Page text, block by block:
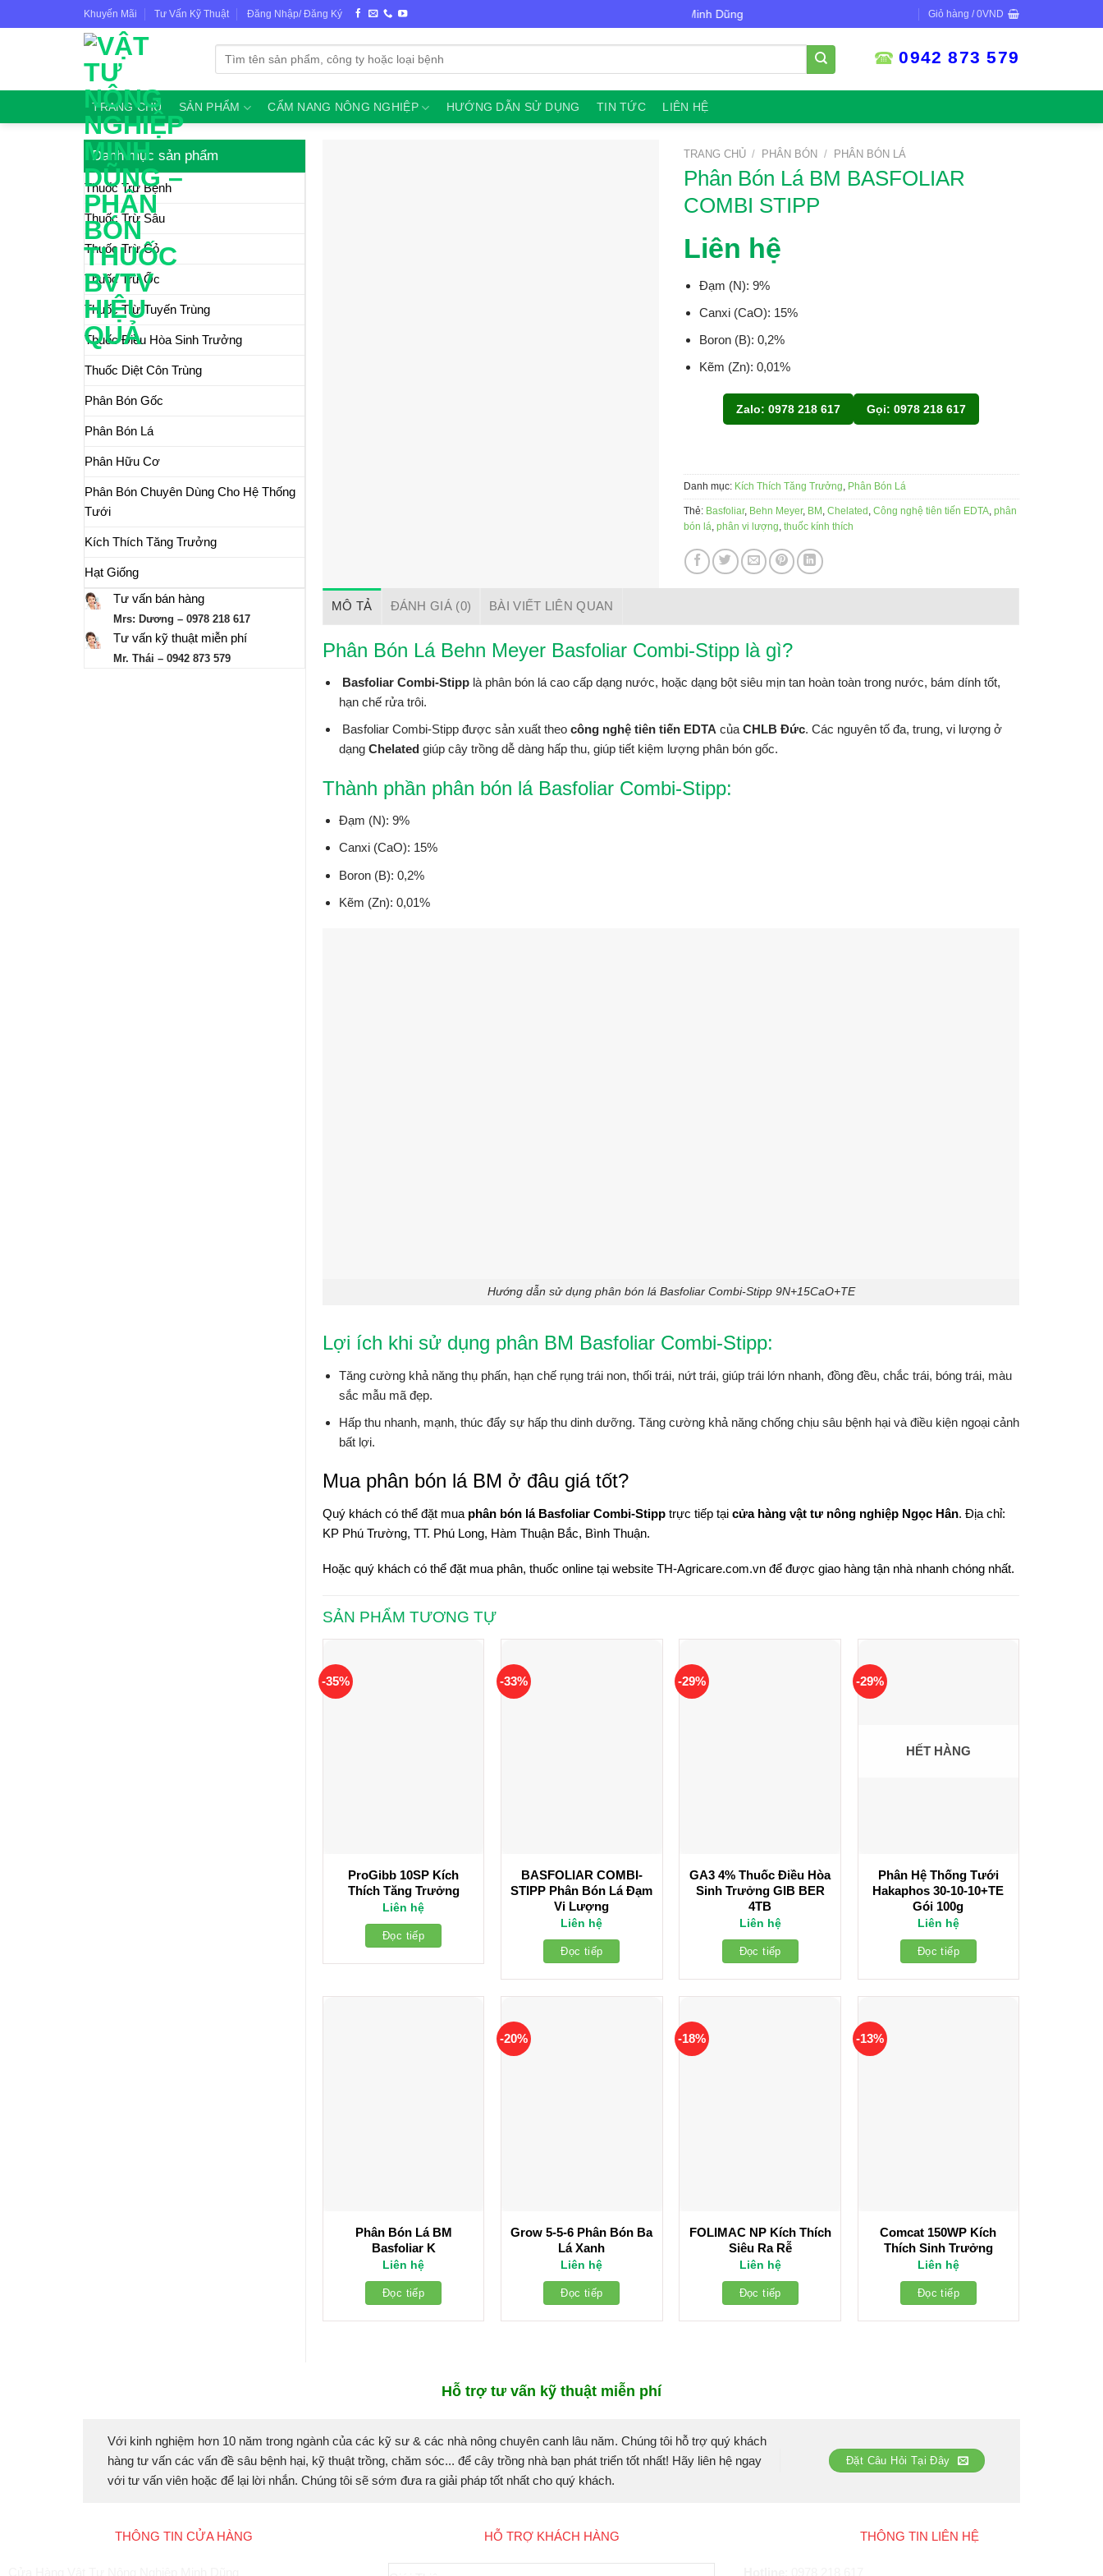
to
Khuyến Mãi Tư Vấn Kỹ Thuật Đăng Nhập/ Đăng Ký Chào mừng bạn đến với VTNN Minh Dũng Giỏ hàng /0VND
kiếm:
0942 873 579
TRANG CHỦ SẢN PHẨM CẨM NANG NÔNG NGHIỆP HƯỚNG DẪN SỬ DỤNG TIN TỨC LIÊN HỆ
Danh mục sản phẩm
Thuốc Trừ Bệnh
Thuốc Trừ Sâu
Thuốc Trừ Cỏ
Thuốc Trừ Ốc
Thuốc Trừ Tuyến Trùng
Thuốc Điều Hòa Sinh Trưởng
Thuốc Diệt Côn Trùng
Phân Bón Gốc
Phân Bón Lá
Phân Hữu Cơ
Phân Bón Chuyên Dùng Cho Hệ Thống
Tưới
Kích Thích Tăng Trưởng
Hạt Giống
Tư vấn bán hàng
Mrs: Dương – 0978 218 617
Tư vấn kỹ thuật miễn phí
Mr. Thái – 0942 873 579
TRANG CHỦ / PHÂN BÓN / PHÂN BÓN LÁ
Phân Bón Lá BM BASFOLIAR
COMBI STIPP
Liên hệ
Đạm (N): 9%
Canxi (CaO): 15%
Boron (B): 0,2%
Kẽm (Zn): 0,01%
Zalo: 0978 218 617 Gọi: 0978 218 617
Danh mục: Kích Thích Tăng Trưởng, Phân Bón Lá
Thẻ: Basfoliar, Behn Meyer, BM , Chelated , Công nghệ tiên tiến EDTA, phân
bón lá, phân vi lượng, thuốc kính thích
MÔ TẢ ĐÁNH GIÁ (0) BÀI VIẾT LIÊN QUAN
Phân Bón Lá Behn Meyer Basfoliar Combi-Stipp là gì?
Basfoliar Combi-Stipp là phân bón lá cao cấp dạng nước, hoặc dạng bột siêu mịn tan hoàn toàn trong nước, bám dính tốt,
hạn chế rửa trôi.
Basfoliar Combi-Stipp được sản xuất theo công nghệ tiên tiến EDTAcủaCHLB Đức. Các nguyên tố đa, trung, vi lượng ở
dạng Chelated giúp cây trồng dễ dàng hấp thu, giúp tiết kiệm lượng phân bón gốc.
Thành phần phân bón lá Basfoliar Combi-Stipp:
Đạm (N): 9%
Canxi (CaO): 15%
Boron (B): 0,2%
Kẽm (Zn): 0,01%
Hướng dẫn sử dụng phân bón lá Basfoliar Combi-Stipp 9N+15CaO+TE
Lợi ích khi sử dụng phân BM Basfoliar Combi-Stipp:
Tăng cường khả năng thụ phấn, hạn chế rụng trái non, thối trái, nứt trái, giúp trái lớn nhanh, đồng đều, chắc trái, bóng trái, màu
sắc mẫu mã đẹp.
Hấp thu nhanh, mạnh, thúc đẩy sự hấp thu dinh dưỡng. Tăng cường khả năng chống chịu sâu bệnh hại và điều kiện ngoại cảnh
bất lợi.
Mua phân bón lá BM ở đâu giá tốt?
Quý khách có thể đặt mua phân bón lá Basfoliar Combi-Stipp trực tiếp tại cửa hàng vật tư nông nghiệp Ngọc Hân. Địa chỉ:
KP Phú Trường, TT. Phú Long, Hàm Thuận Bắc, Bình Thuận.
Hoặc quý khách có thể đặt mua phân, thuốc online tại website TH-Agricare.com.vn để được giao hàng tận nhà nhanh chóng nhất.
SẢN PHẨM TƯƠNG TỰ
-35%
ProGibb 10SP Kích
Thích Tăng Trưởng
Liên hệ
Đọc tiếp
-33%
BASFOLIAR COMBI-
STIPP Phân Bón Lá Đạm
Vi Lượng
Liên hệ
Đọc tiếp
-29%
GA3 4% Thuốc Điều Hòa
Sinh Trưởng GIB BER
4TB
Liên hệ
Đọc tiếp
-29%
HẾT HÀNG
Phân Hệ Thống Tưới
Hakaphos 30-10-10+TE
Gói 100g
Liên hệ
Đọc tiếp
Phân Bón Lá BM
Basfoliar K
Liên hệ
Đọc tiếp
-20%
Grow 5-5-6 Phân Bón Ba
Lá Xanh
Liên hệ
Đọc tiếp
-18%
FOLIMAC NP Kích Thích
Siêu Ra Rễ
Liên hệ
Đọc tiếp
-13%
Comcat 150WP Kích
Thích Sinh Trưởng
Liên hệ
Đọc tiếp
Hỗ trợ tư vấn kỹ thuật miễn phí
Với kinh nghiệm hơn 10 năm trong ngành của các kỹ sư & các nhà nông chuyên canh lâu năm. Chúng tôi hỗ trợ quý khách
hàng tư vấn các vấn đề sâu bệnh hại, kỹ thuật trồng, chăm sóc... để cây trồng nhà bạn phát triển tốt nhất! Hãy liên hệ ngay
với tư vấn viên hoặc để lại lời nhắn. Chúng tôi sẽ sớm đưa ra giải pháp tốt nhất cho quý khách.
Đặt Câu Hỏi Tại Đây
THÔNG TIN CỬA HÀNG HỖ TRỢ KHÁCH HÀNG THÔNG TIN LIÊN HỆ